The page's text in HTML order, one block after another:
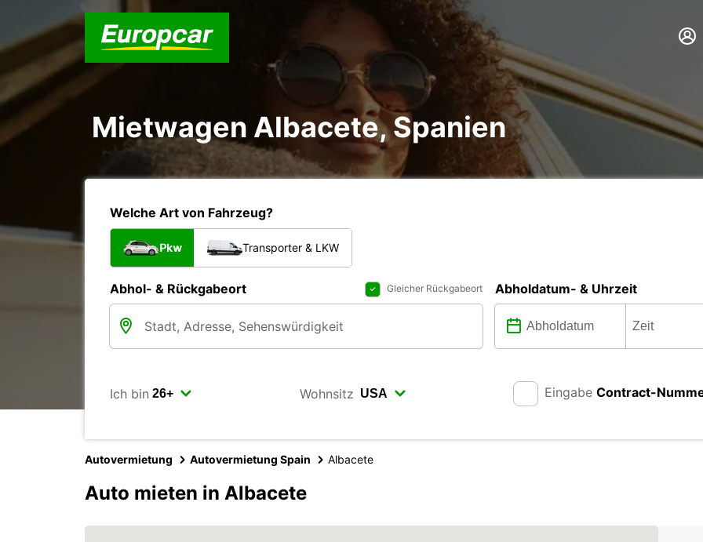
Mietwagen Albacete, Spanien
Welche Art von Fahrzeug?
Pkw Transporter & LKW
Abhol- & Rückgabeort Gleicher Rückgabeort Abholdatum- & Uhrzeit
Ich bin Wohnsitz Eingabe Contract-
Autovermietung Autovermietung Spain Albacete
Auto mieten in Albacete